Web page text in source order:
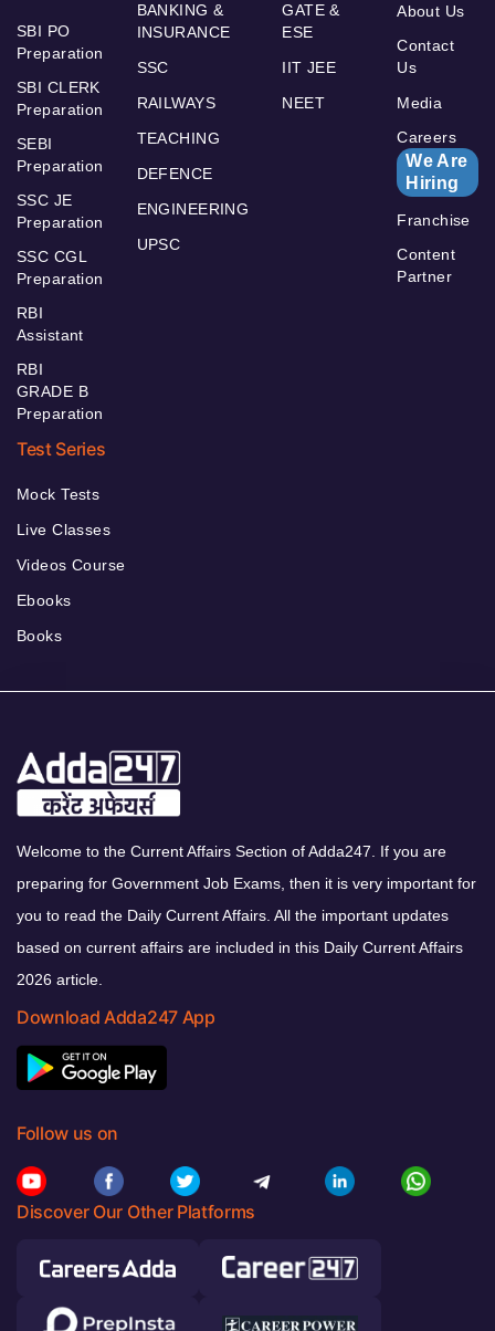
SBI PO
Preparation
SBI CLERK
Preparation
SEBI
Preparation
SSC JE
Preparation
SSC CGL
Preparation
RBI
Assistant
RBI
GRADE B
Preparation
BANKING &
INSURANCE
SSC
RAILWAYS
TEACHING
DEFENCE
ENGINEERING
UPSC
GATE &
ESE
IIT JEE
NEET
About Us
Contact
Us
Media
Careers
We Are
Hiring
Franchise
Content
Partner
Test Series
Mock Tests
Live Classes
Videos Course
Ebooks
Books
Welcome to the Current Affairs Section of Adda247. If you are
preparing for Government Job Exams, then it is very important for
you to read the Daily Current Affairs. All the important updates
based on current affairs are included in this Daily Current Affairs
2026 article.
Download Adda247 App
Follow us on
Discover Our Other Platforms